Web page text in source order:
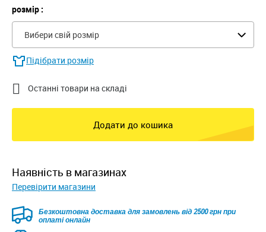
розмір :
Вибери свій розмір
Підібрати розмір
 Останні товари на складі
Додати до кошика
наявність в магазинах
Перевірити магазини
Безкоштовна доставка для замовлень від 2500 грн при
оплаті онлайн